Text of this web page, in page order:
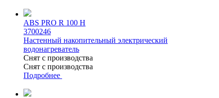
ABS PRO R 100 H
3700246
Настенный накопительный электрический
водонагреватель
Снят с производства
Снят с производства
Подробнее